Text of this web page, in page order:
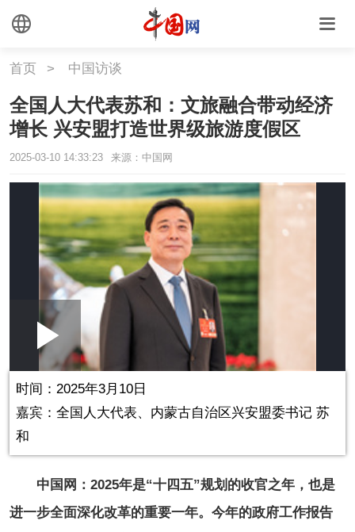
首页 > 中国访谈
全国人大代表苏和：文旅融合带动经济
增长 兴安盟打造世界级旅游度假区
2025-03-10 14:33:23 来源：中国网
Play
Video
Play
Picture-
in-
Picture
0:00/--:--
时间：2025年3月10日
嘉宾：全国人大代表、内蒙古自治区兴安盟委书记 苏
和
中国网：2025年是“十四五”规划的收官之年，也是
进一步全面深化改革的重要一年。今年的政府工作报告